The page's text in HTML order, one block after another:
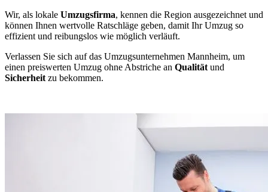
Wir, als lokale Umzugsfirma, kennen die Region ausgezeichnet und
können Ihnen wertvolle Ratschläge geben, damit Ihr Umzug so
effizient und reibungslos wie möglich verläuft.
Verlassen Sie sich auf das Umzugsunternehmen Mannheim, um
einen preiswerten Umzug ohne Abstriche an Qualität und
Sicherheit zu bekommen.